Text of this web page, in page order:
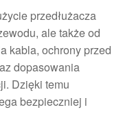
przedłużacza
ale także od
kabla, ochrony przed
dopasowania
Dzięki temu
bezpieczniej i